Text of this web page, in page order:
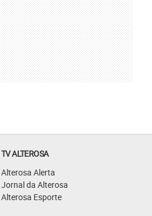
TV ALTEROSA
Alterosa Alerta
Jornal da Alterosa
Alterosa Esporte